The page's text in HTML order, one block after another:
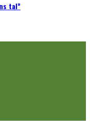
tal”